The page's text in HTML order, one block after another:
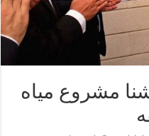
مشروع مياه